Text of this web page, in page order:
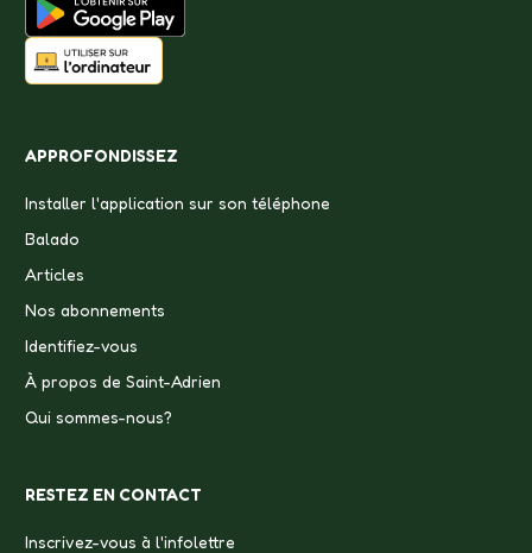
APPROFONDISSEZ
Installer l'application sur son téléphone
Balado
Articles
Nos abonnements
Identifiez-vous
À propos de Saint-Adrien
Qui sommes-nous?
RESTEZ EN CONTACT
Inscrivez-vous à l'infolettre